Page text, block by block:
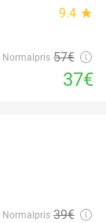
9.4 star
Normalpris 57€
37€
Normalpris 39€